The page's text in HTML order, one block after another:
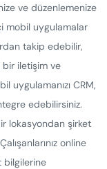
ve düzenlemenize
mobil uygulamalar
takip edebilir,
bir iletişim ve
uygulamanızı CRM,
edebilirsiniz.
lokasyondan şirket
online
bilgilerine